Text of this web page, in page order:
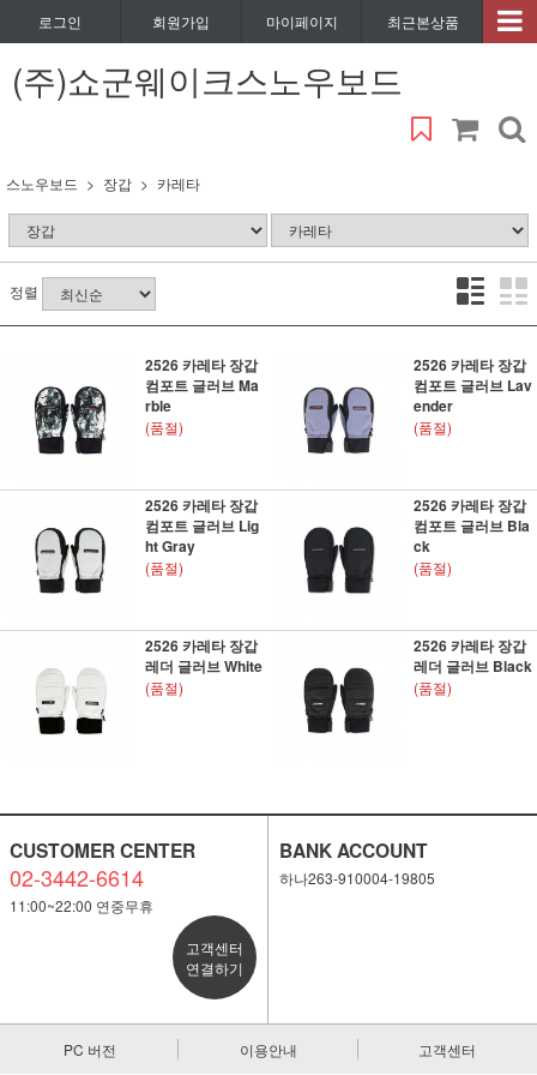
로그인 회원가입 마이페이지 최근본상품
(주)쇼군웨이크스노우보드
스노우보드 장갑 카레타
정렬
2526 카레타 장갑
컴포트 글러브 Ma
rble
(품절)
2526 카레타 장갑
컴포트 글러브 Lav
ender
(품절)
2526 카레타 장갑
컴포트 글러브 Lig
ht Gray
(품절)
2526 카레타 장갑
컴포트 글러브 Bla
ck
(품절)
2526 카레타 장갑
레더 글러브 White
(품절)
2526 카레타 장갑
레더 글러브 Black
(품절)
CUSTOMER CENTER
02-3442-6614
11:00~22:00 연중무휴
고객센터
연결하기
BANK ACCOUNT
하나263-910004-19805
PC 버전 이용안내 고객센터